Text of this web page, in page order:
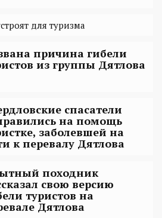
для туризма
причина гибели
из группы Дятлова
спасатели
на помощь
заболевшей на
к перевалу Дятлова
походник
свою версию
туристов на
Дятлова